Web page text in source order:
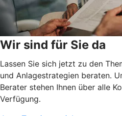
Wir sind für Sie da
Lassen Sie sich jetzt zu den
und Anlagestrategien beraten.
Berater stehen Ihnen über alle
Verfügung.